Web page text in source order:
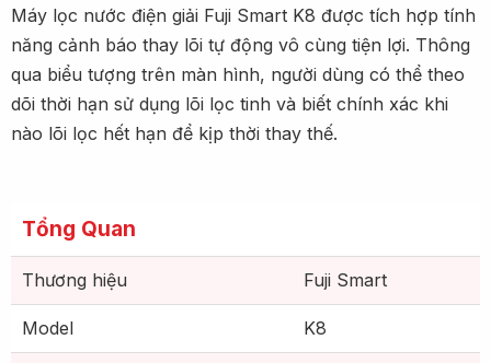
Máy lọc nước điện giải Fuji Smart K8 được tích hợp tính
năng cảnh báo thay lõi tự động vô cùng tiện lợi. Thông
qua biểu tượng trên màn hình, người dùng có thể theo
dõi thời hạn sử dụng lõi lọc tinh và biết chính xác khi
nào lõi lọc hết hạn để kịp thời thay thế.
Tổng Quan
Thương hiệu Fuji Smart
Model K8